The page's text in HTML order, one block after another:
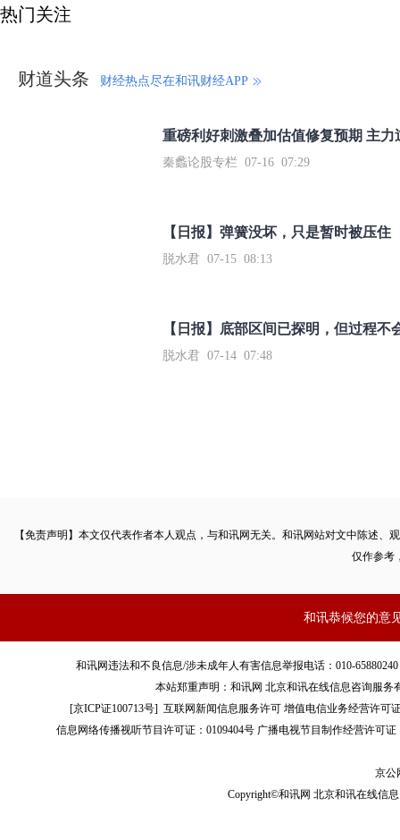
热门关注
财道头条 财经热点尽在和讯财经APP
秦蠡论股专栏 07-16 07:29
【日报】弹簧没坏，只是暂时被压住
脱水君 07-15 08:13
【日报】底部区间已探明，但过程不
脱水君 07-14 07:48
【免责声明】本文仅代表作者本人观点，与和讯网无关。和讯网站对文中陈述
仅作参考
和讯恭候您的意
和讯网违法和不良信息/涉未成年人有害信息举报电话：010-
本站郑重声明：和讯网 北京和讯在线信息咨询服
[京ICP证100713号]互联网新闻信息服务许可 增值电信业务经营许可
信息网络传播视听节目许可证：0109404号 广播电视节目制作经营许可证
京公
Copyright©和讯网 北京和讯在线信